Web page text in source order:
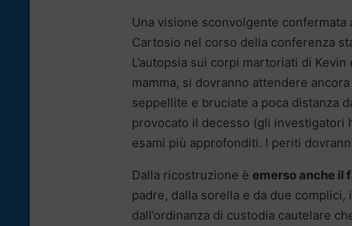
Una visione sconvolgente
Cartosio nel corso della conferenza
L’autopsia sui corpi martoriati di
mamma, si dovranno attendere
seppellite e bruciate a poca distanza
provocato il decesso (gli investigatori
esami più approfonditi. I periti
Dalla ricostruzione è emerso anche il
padre, dalla sorella e da due
dall’ordinanza di custodia cautelare